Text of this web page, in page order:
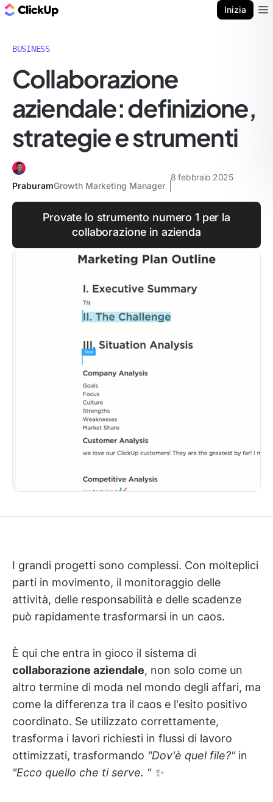
Inizia
BUSINESS
Collaborazione
aziendale: definizione,
strategie e strumenti
PraburamGrowth Marketing Manager
8 febbraio 2025
Provate lo strumento numero 1 per la
collaborazione in azienda
I grandi progetti sono complessi. Con molteplici
parti in movimento, il monitoraggio delle
attività, delle responsabilità e delle scadenze
può rapidamente trasformarsi in un caos.
È qui che entra in gioco il sistema di
collaborazione aziendale, non solo come un
altro termine di moda nel mondo degli affari, ma
come la differenza tra il caos e l'esito positivo
coordinato. Se utilizzato correttamente,
trasforma i lavori richiesti in flussi di lavoro
ottimizzati, trasformando "Dov'è quel file?"in
"Ecco quello che ti serve. " ✨